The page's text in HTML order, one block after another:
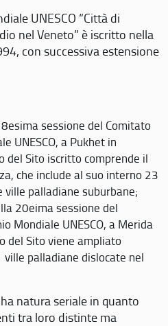
UNESCO “Città di
nel Veneto” è iscritto nella
con successiva estensione
sessione del Comitato
UNESCO, a Pukhet in
del Sito iscritto comprende il
che include al suo interno 23
ville palladiane suburbane;
20eima sessione del
Mondiale UNESCO, a Merida
del Sito viene ampliato
palladiane dislocate nel
natura seriale in quanto
tra loro distinte ma